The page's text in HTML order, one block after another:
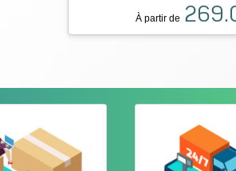
À partir de